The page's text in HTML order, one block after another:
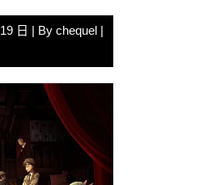
日 | By chequel